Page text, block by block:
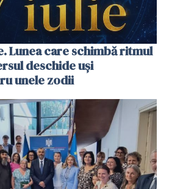
Lunea care schimbă ritmul
deschide uși
unele zodii